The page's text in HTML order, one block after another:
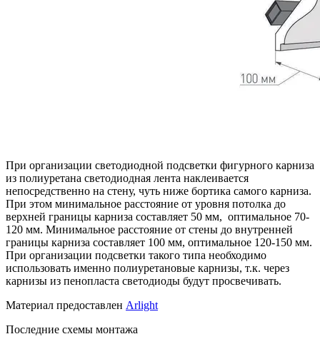
При организации светодиодной подсветки фигурного карниза
из полиуретана светодиодная лента наклеивается
непосредственно на стену, чуть ниже бортика самого карниза.
При этом минимальное расстояние от уровня потолка до
верхней границы карниза составляет 50 мм, оптимальное 70-
120 мм. Минимальное расстояние от стены до внутренней
границы карниза составляет 100 мм, оптимальное 120-150 мм.
При организации подсветки такого типа необходимо
использовать именно полиуретановые карнизы, т.к. через
карнизы из пенопласта светодиоды будут просвечивать.
Материал предоставлен Arlight
Последние схемы монтажа